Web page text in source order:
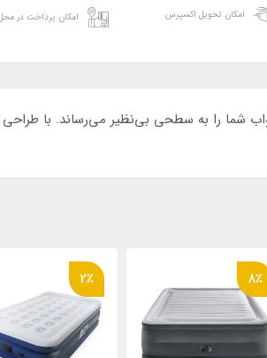
امکان تحویل اکسپرس امکان پرداخت در
را به سطحی بی‌نظیر می‌رساند. با طراحی
2٪ 12٪